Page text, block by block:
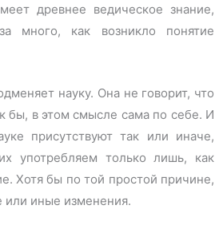
древнее ведическое знание,
много, как возникло понятие
науку. Она не говорит, что
бы, в этом смысле сама по себе. И
присутствуют так или иначе,
употребляем только лишь, как
Хотя бы по той простой причине,
или иные изменения.